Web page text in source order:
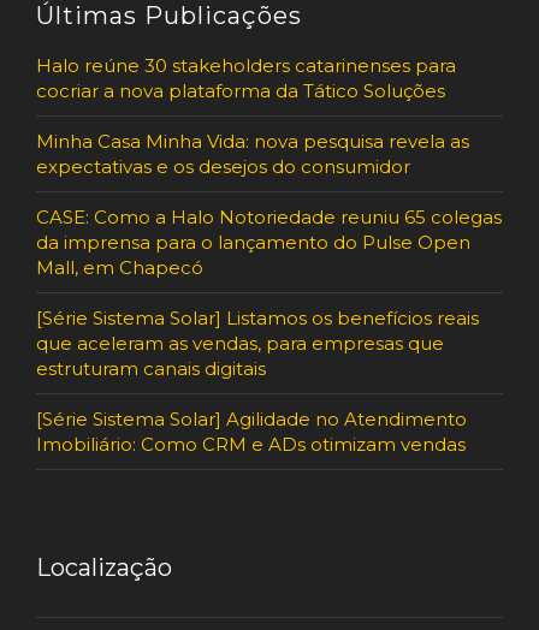
Últimas Publicações
Halo reúne 30 stakeholders catarinenses para
cocriar a nova plataforma da Tático Soluções
Minha Casa Minha Vida: nova pesquisa revela as
expectativas e os desejos do consumidor
CASE: Como a Halo Notoriedade reuniu 65 colegas
da imprensa para o lançamento do Pulse Open
Mall, em Chapecó
[Série Sistema Solar] Listamos os benefícios reais
que aceleram as vendas, para empresas que
estruturam canais digitais
[Série Sistema Solar] Agilidade no Atendimento
Imobiliário: Como CRM e ADs otimizam vendas
Localização